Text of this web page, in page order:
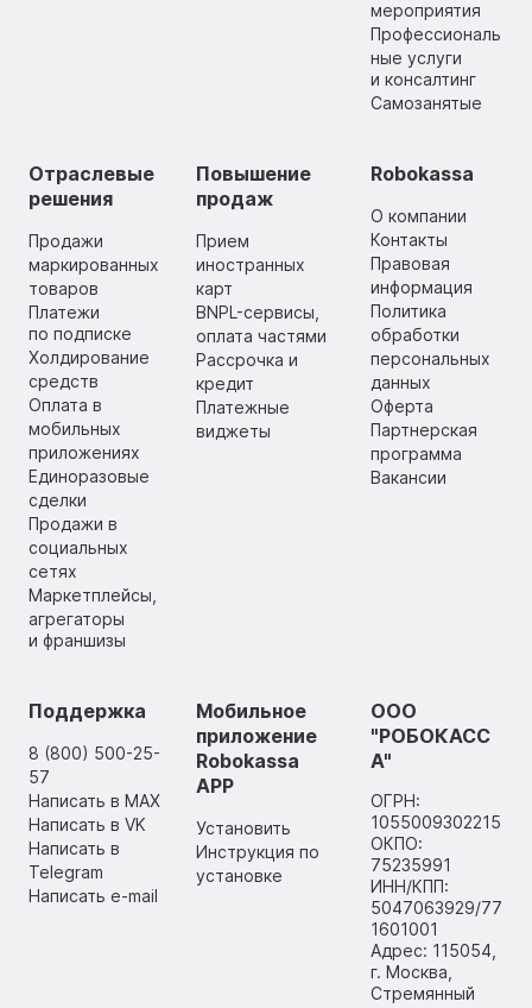
мероприятия
Профессиональ
ные услуги
и консалтинг
Самозанятые
Отраслевые
решения
Продажи
маркированных
товаров
Платежи
по подписке
Холдирование
средств
Оплата в
мобильных
приложениях
Единоразовые
сделки
Продажи в
социальных
сетях
Маркетплейсы,
агрегаторы
и франшизы
Повышение
продаж
Прием
иностранных
карт
BNPL-сервисы,
оплата частями
Рассрочка и
кредит
Платежные
виджеты
Robokassa
О компании
Контакты
Правовая
информация
Политика
обработки
персональных
данных
Оферта
Партнерская
программа
Вакансии
Поддержка
8 (800) 500-25-
57
Написать в MAX
Написать в VK
Написать в
Telegram
Написать e-mail
Мобильное
приложение
Robokassa
APP
Установить
Инструкция по
установке
ООО
"РОБОКАСС
А"
ОГРН:
1055009302215
ОКПО:
75235991
ИНН/КПП:
5047063929/77
1601001
Адрес: 115054,
г. Москва,
Стремянный